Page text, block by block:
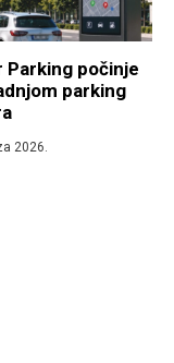
Parking počinje
parking
2026.